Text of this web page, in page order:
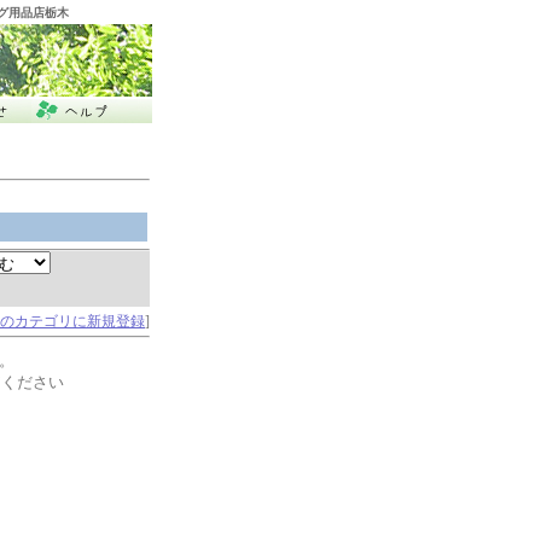
用品店栃木
カテゴリに新規登録]
ださい